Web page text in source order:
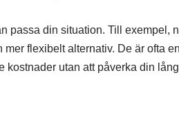
passa din situation. Till exempel,
mer flexibelt alternativ. De är ofta
utan att påverka din